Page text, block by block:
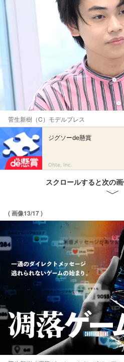
菅生新樹（C）モデルプレス
ジグソーde懸賞
Ohte, Inc.
スクロールすると次の
( 画像13/17 )